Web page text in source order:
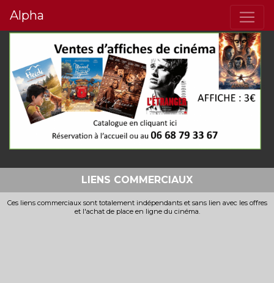
Alpha
LIENS COMMERCIAUX
Ces liens commerciaux sont totalement indépendants et sans lien avec les offres
et l'achat de place en ligne du cinéma.